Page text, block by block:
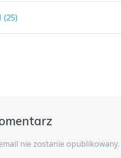
(25)
nie zostanie opublikowany.